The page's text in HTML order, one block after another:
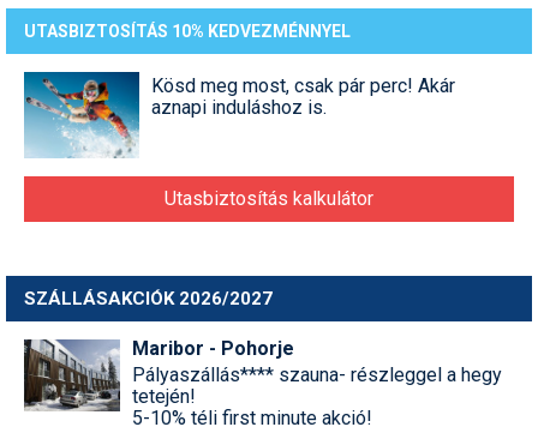
UTASBIZTOSÍTÁS 10% KEDVEZMÉNNYEL
Kösd meg most, csak pár perc! Akár
aznapi induláshoz is.
Utasbiztosítás kalkulátor
SZÁLLÁSAKCIÓK 2026/2027
Maribor - Pohorje
Pályaszállás**** szauna- részleggel a hegy
tetején!
5-10% téli first minute akció!